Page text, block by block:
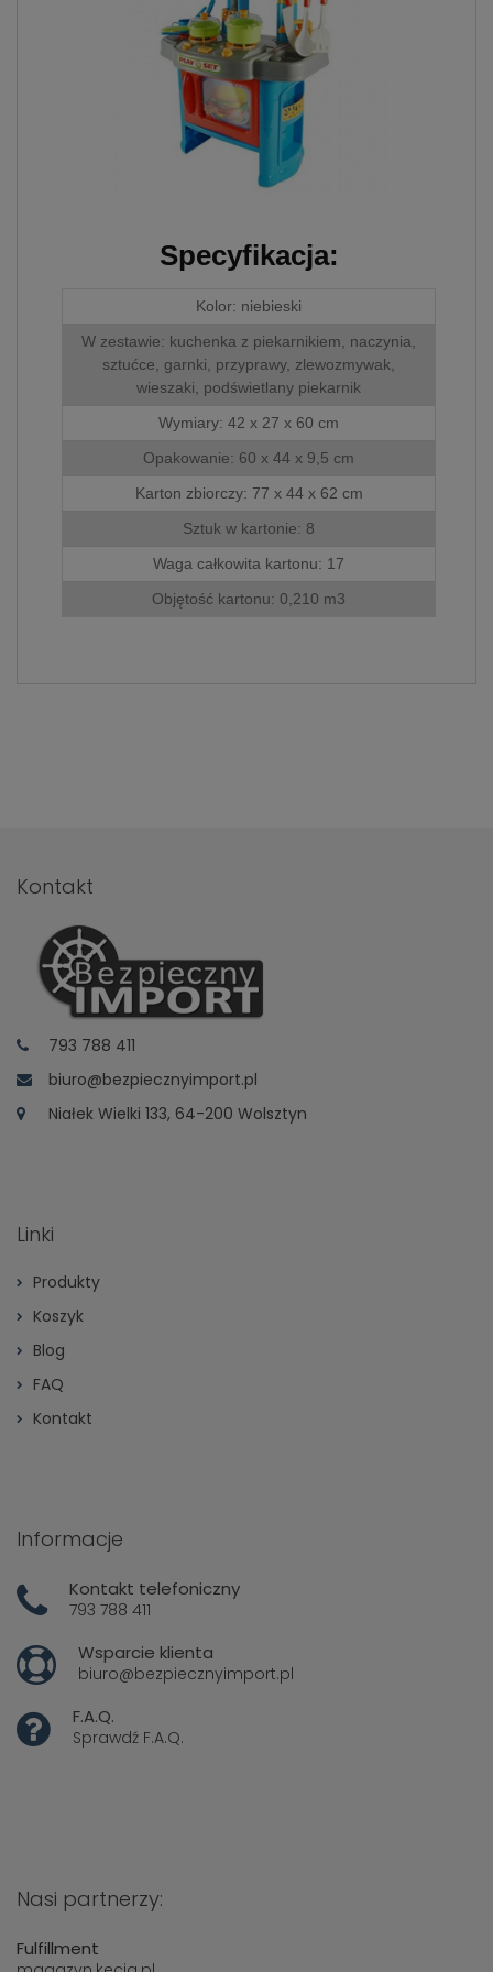
Specyfikacja:
Kolor: niebieski
W zestawie: kuchenka z piekarnikiem, naczynia,
sztućce, garnki, przyprawy, zlewozmywak,
wieszaki, podświetlany piekarnik
Wymiary: 42 x 27 x 60 cm
Opakowanie: 60 x 44 x 9,5 cm
Karton zbiorczy: 77 x 44 x 62 cm
Sztuk w kartonie: 8
Waga całkowita kartonu: 17
Objętość kartonu: 0,210 m3
Kontakt
793 788 411
biuro@bezpiecznyimport.pl
Niałek Wielki 133, 64-200 Wolsztyn
Linki
Produkty
Koszyk
Blog
FAQ
Kontakt
Informacje
Kontakt telefoniczny
793 788 411
Wsparcie klienta
biuro@bezpiecznyimport.pl
F.A.Q.
Sprawdź F.A.Q.
Nasi partnerzy:
Fulfillment
skorzystania ze
zintegrowanych
funkcjonalności (np.
Facebook, LinkedIn,
YouTube). Każdy z
dostawców określa zasady
korzystania z plików
Cookies w swojej polityce
prywatności w związku z
dostawców politykę
prywatności oraz
plików Cookies.
Wszelkie pytania oraz
zgłoszenia możesz
kierować od
Ochrony Danych, pod
biuro@bezpiecznyimport.pl
lub nr telefonu+48 793